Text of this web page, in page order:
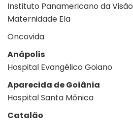
Instituto Panamericano da Visão
Maternidade Ela
Oncovida
Anápolis
Hospital Evangélico Goiano
Aparecida de Goiânia
Hospital Santa Mônica
Catalão